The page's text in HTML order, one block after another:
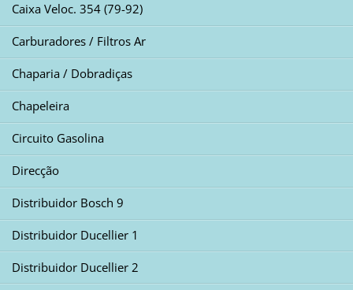
Caixa Veloc. 354 (79-92)
Carburadores / Filtros Ar
Chaparia / Dobradiças
Chapeleira
Circuito Gasolina
Direcção
Distribuidor Bosch 9
Distribuidor Ducellier 1
Distribuidor Ducellier 2